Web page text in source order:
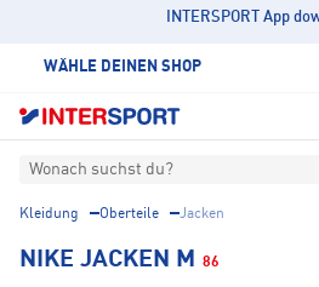
INTERSPORT App
WÄHLE DEINEN SHOP
Wonach suchst du?
Kleidung Oberteile Jacken
NIKE JACKEN M 86